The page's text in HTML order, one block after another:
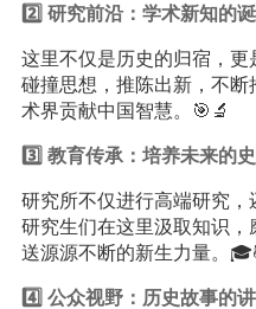
2️⃣ 研究前沿：学术新知的
这里不仅是历史的归宿，
碰撞思想，推陈出新，不
术界贡献中国智慧。🎯🔬
3️⃣ 教育传承：培养未来的
研究所不仅进行高端研究，
研究生们在这里汲取知识
送源源不断的新生力量。
4️⃣ 公众视野：历史故事的